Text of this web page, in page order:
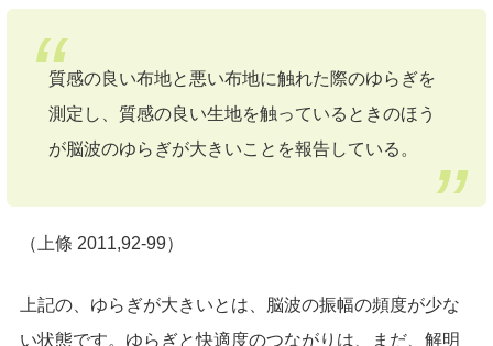
質感の良い布地と悪い布地に触れた際のゆらぎを
測定し、質感の良い生地を触っているときのほう
が脳波のゆらぎが大きいことを報告している。
（上條 2011,92-99）
上記の、ゆらぎが大きいとは、脳波の振幅の頻度が少な
い状態です。ゆらぎと快適度のつながりは、まだ、解明